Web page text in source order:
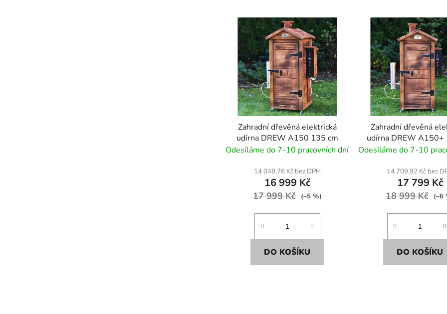
Zahradní dřevěná elektrická
udírna DREW A150 135 cm
Odesíláme do 7-10 pracovních dní
14 048,76 Kč bez DPH
16 999 Kč
17 999 Kč (–5 %)
DO KOŠÍKU
Zahradní dřevěná
udírna DREW A150+
Odesíláme do 7-10
14 709,92 Kč bez
17 799 Kč
18 999 Kč (–6
DO KOŠÍKU